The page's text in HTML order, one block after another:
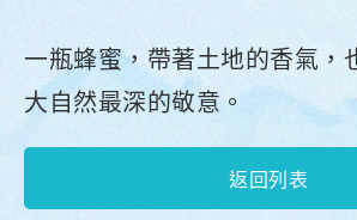
一瓶蜂蜜，帶著土地的香氣，
大自然最深的敬意。
返回列表